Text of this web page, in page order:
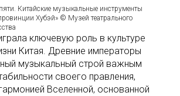
Китайские музыкальные инструменты
Хубэй» © Музей театрального
ключевую роль в культуре
Китая. Древние императоры
музыкальный строй важным
своего правления,
Вселенной, основанной